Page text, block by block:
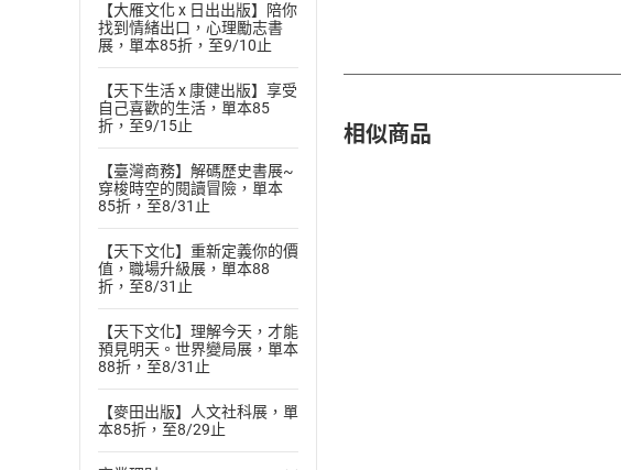
【大雁文化 x 日出出版】陪你
找到情緒出口，心理勵志書
展，單本85折，至9/10止
【天下生活 x 康健出版】享受
自己喜歡的生活，單本85
折，至9/15止
【臺灣商務】解碼歷史書展~
穿梭時空的閱讀冒險，單本
85折，至8/31止
【天下文化】重新定義你的價
值，職場升級展，單本88
折，至8/31止
【天下文化】理解今天，才能
預見明天。世界變局展，單本
88折，至8/31止
【麥田出版】人文社科展，單
本85折，至8/29止
相似商品